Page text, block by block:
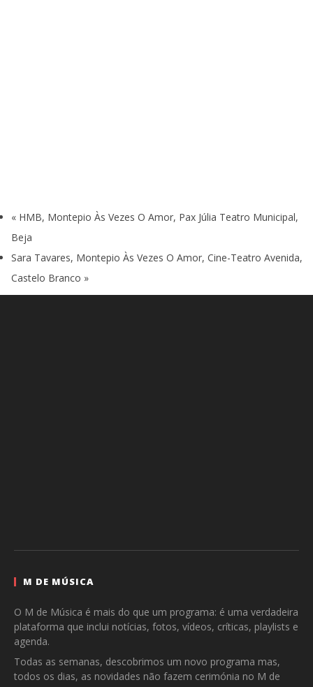
« HMB, Montepio Às Vezes O Amor, Pax Júlia Teatro Municipal,
Beja
Sara Tavares, Montepio Às Vezes O Amor, Cine-Teatro Avenida,
Castelo Branco »
M DE MÚSICA
O M de Música é mais do que um programa: é uma verdadeira
plataforma que inclui notícias, fotos, vídeos, críticas, playlists e
agenda.
Todas as semanas, descobrimos um novo programa mas,
todos os dias, as novidades não fazem cerimónia no M de